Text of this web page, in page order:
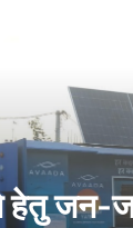
हेतु जन-